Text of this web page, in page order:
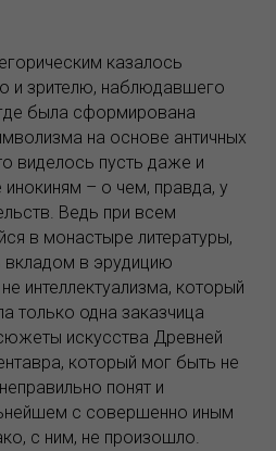
казалось
и зрителю, наблюдавшего
была сформирована
на основе античных
виделось пусть даже и
– о чем, правда, у
Ведь при всем
в монастыре литературы,
в эрудицию
интеллектуализма, который
только одна заказчица
искусства Древней
который мог быть не
понят и
с совершенно иным
с ним, не произошло.